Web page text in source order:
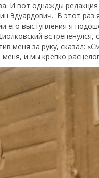
И вот однажды редакция
Эдуардович. В этот раз
его выступления я
встрепенулся,
меня за руку, сказал:
и мы крепко